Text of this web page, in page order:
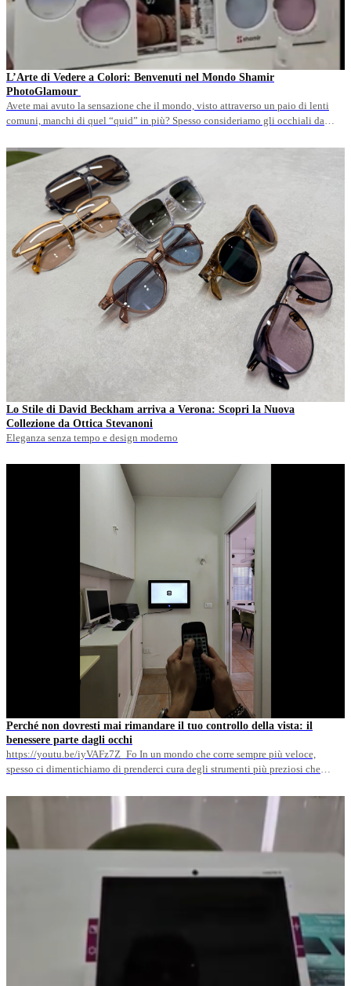
L’Arte di Vedere a Colori: Benvenuti nel Mondo Shamir
PhotoGlamour
Avete mai avuto la sensazione che il mondo, visto attraverso un paio di lenti
comuni, manchi di quel “quid” in più? Spesso consideriamo gli occhiali da
i cartelli stradali o lavorare al computer. Ma cosa succederebbe se i vostri
occhiali diventassero il pezzo&hellip;
Lo Stile di David Beckham arriva a Verona: Scopri la Nuova
Collezione da Ottica Stevanoni
Eleganza senza tempo e design moderno
Perché non dovresti mai rimandare il tuo controllo della vista: il
benessere parte dagli occhi
https://youtu.be/iyVAFz7Z_Fo In un mondo che corre sempre più veloce,
spesso ci dimentichiamo di prenderci cura degli strumenti più preziosi che
accorgiamo di un calo della vista solo quando iniziamo a sforzarci per leggere
un cartello stradale o quando arriviamo a fine giornata&hellip;